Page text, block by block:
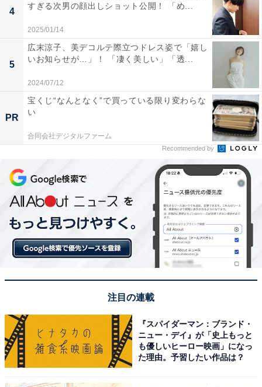
4
すぎる次男の顔出しショット公開！ 「め...
2025/01/14
5
広末涼子、美デコルテ際立つドレス姿で「嬉し
いお知らせが…」！ 「凄く美しい」「透...
2024/07/12
PR
宝くじ“なんとなく”で買っている限り変わらな
い
合同会社デジタルファーム
Recommended by
注目の連載
『スパイダーマン：ブランド・
ニュー・デイ』が「史上もっと
も優しいヒーロー映画」になっ
た理由。予習したい作品は？